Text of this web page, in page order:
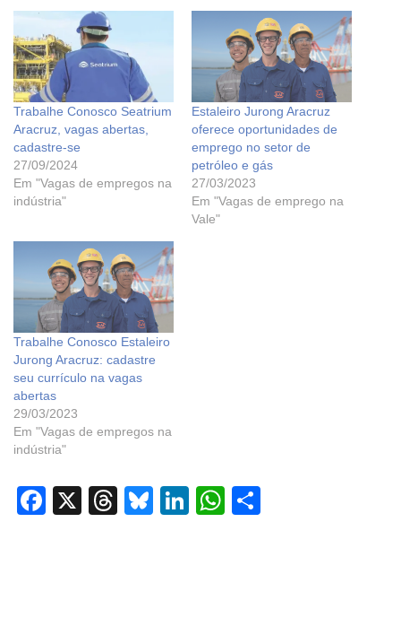
Trabalhe Conosco Seatrium
Aracruz, vagas abertas,
cadastre-se
27/09/2024
Em "Vagas de empregos na
indústria"
Estaleiro Jurong Aracruz
oferece oportunidades de
emprego no setor de
petróleo e gás
27/03/2023
Em "Vagas de emprego na
Vale"
Trabalhe Conosco Estaleiro
Jurong Aracruz: cadastre
seu currículo na vagas
abertas
29/03/2023
Em "Vagas de empregos na
indústria"
F
X
T
Bl
Li
W